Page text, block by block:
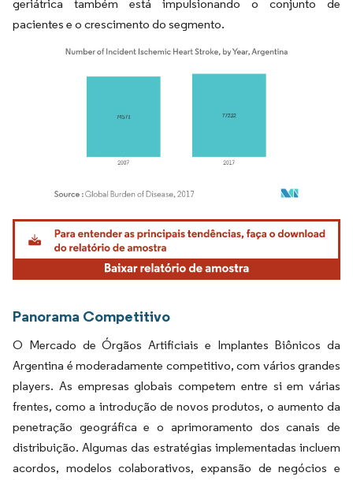
geriátrica também está impulsionando o conjunto de
pacientes e o crescimento do segmento.
Imagem © Mordor Intelligence. O reuso requer atribuição conforme CC BY 4.0.
Panorama Competitivo
O Mercado de Órgãos Artificiais e Implantes Biônicos da
Argentina é moderadamente competitivo, com vários grandes
players. As empresas globais competem entre si em várias
frentes, como a introdução de novos produtos, o aumento da
penetração geográfica e o aprimoramento dos canais de
distribuição. Algumas das estratégias implementadas incluem
acordos, modelos colaborativos, expansão de negócios e